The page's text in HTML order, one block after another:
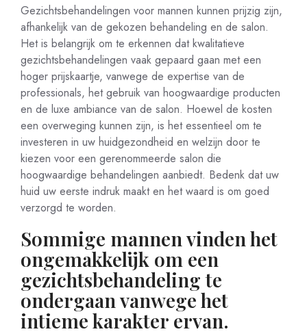
Gezichtsbehandelingen voor mannen kunnen prijzig zijn,
afhankelijk van de gekozen behandeling en de salon.
Het is belangrijk om te erkennen dat kwalitatieve
gezichtsbehandelingen vaak gepaard gaan met een
hoger prijskaartje, vanwege de expertise van de
professionals, het gebruik van hoogwaardige producten
en de luxe ambiance van de salon. Hoewel de kosten
een overweging kunnen zijn, is het essentieel om te
investeren in uw huidgezondheid en welzijn door te
kiezen voor een gerenommeerde salon die
hoogwaardige behandelingen aanbiedt. Bedenk dat uw
huid uw eerste indruk maakt en het waard is om goed
verzorgd te worden.
Sommige mannen vinden het
ongemakkelijk om een
gezichtsbehandeling te
ondergaan vanwege het
intieme karakter ervan.